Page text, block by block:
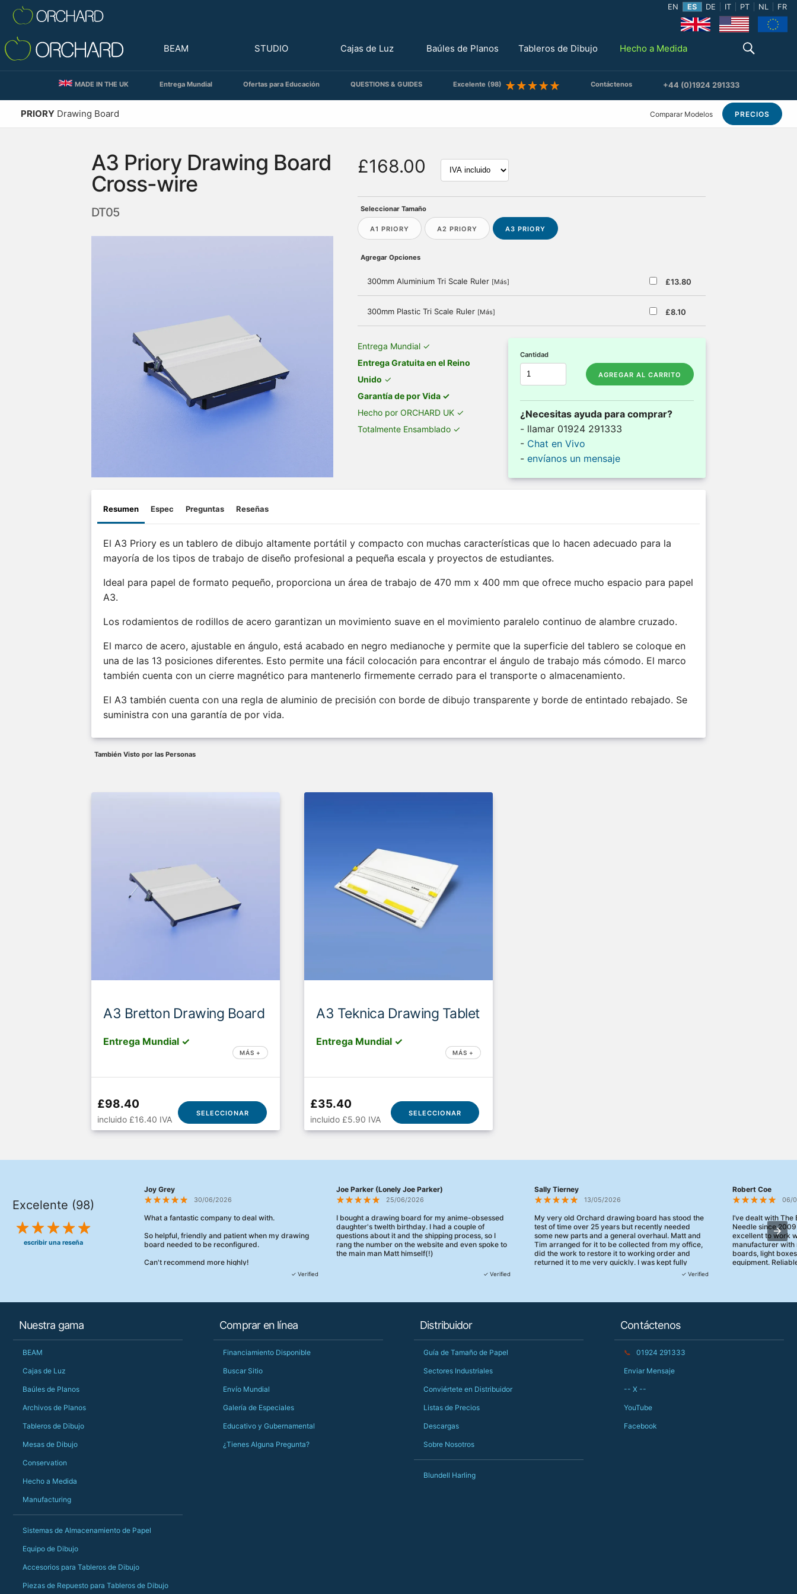
EN ES DE IT PT NL FR
BEAM STUDIO Cajas de Luz Baúles de Planos Tableros de Dibujo Hecho a Medida
MADE IN THE UK Entrega Mundial Ofertas para Educación QUESTIONS & GUIDES Excelente (98) Contáctenos +44 (0)1924 291333
PRIORY Drawing Board Comparar Modelos PRECIOS
A3 Priory Drawing Board
Cross-wire
DT05
£168.00
Seleccionar Tamaño
A1 PRIORY A2 PRIORY A3 PRIORY
Agregar Opciones
£13.80
300mm Aluminium Tri Scale Ruler [Más]
£8.10
300mm Plastic Tri Scale Ruler [Más]
Entrega Mundial ✓
Entrega Gratuita en el Reino
Unido ✓
Garantía de por Vida ✓
Hecho por ORCHARD UK ✓
Totalmente Ensamblado ✓
Cantidad
AGREGAR AL CARRITO
¿Necesitas ayuda para comprar?
- llamar 01924 291333
- Chat en Vivo
-envíanos un mensaje
Resumen Espec Preguntas Reseñas
El A3 Priory es un tablero de dibujo altamente portátil y compacto con muchas características que lo hacen adecuado para la
mayoría de los tipos de trabajo de diseño profesional a pequeña escala y proyectos de estudiantes.
Ideal para papel de formato pequeño, proporciona un área de trabajo de 470 mm x 400 mm que ofrece mucho espacio para papel
A3.
Los rodamientos de rodillos de acero garantizan un movimiento suave en el movimiento paralelo continuo de alambre cruzado.
El marco de acero, ajustable en ángulo, está acabado en negro medianoche y permite que la superficie del tablero se coloque en
una de las 13 posiciones diferentes. Esto permite una fácil colocación para encontrar el ángulo de trabajo más cómodo. El marco
también cuenta con un cierre magnético para mantenerlo firmemente cerrado para el transporte o almacenamiento.
El A3 también cuenta con una regla de aluminio de precisión con borde de dibujo transparente y borde de entintado rebajado. Se
suministra con una garantía de por vida.
También Visto por las Personas
A3 Bretton Drawing Board
Entrega Mundial ✓
MÁS +
£98.40
incluido £16.40 IVA
SELECCIONAR
A3 Teknica Drawing Tablet
Entrega Mundial ✓
MÁS +
£35.40
incluido £5.90 IVA
SELECCIONAR
Excelente (98)
escribir una reseña
Joy Grey
30/06/2026
What a fantastic company to deal with.
So helpful, friendly and patient when my drawing
board needed to be reconfigured.
Can't recommend more highly!
✓ Verified
Joe Parker (Lonely Joe Parker)
25/06/2026
I bought a drawing board for my anime-obsessed
daughter's twelth birthday. I had a couple of
questions about it and the shipping process, so I
rang the number on the website and even spoke to
the main man Matt himself(!)
They were really, really helpful, maybe the best
changing later Matt called me back and literally
Just totally fantastic service and quality from a UK-
should be very proud of this lot. Proper grafters.
✓ Verified
Sally Tierney
13/05/2026
My very old Orchard drawing board has stood the
test of time over 25 years but recently needed
some new parts and a general overhaul. Matt and
Tim arranged for it to be collected from my office,
did the work to restore it to working order and
returned it to me very quickly. I was kept fully
informed and they turned up when they said they
✓ Verified
Robert Coe
06/
I’ve dealt with
Needle since
excellent to work
manufacturer with
boards, light
equipment.
Nuestra gama
BEAM
Cajas de Luz
Baúles de Planos
Archivos de Planos
Tableros de Dibujo
Mesas de Dibujo
Conservation
Hecho a Medida
Manufacturing
Sistemas de Almacenamiento de Papel
Equipo de Dibujo
Accesorios para Tableros de Dibujo
Piezas de Repuesto para Tableros de Dibujo
Comprar en línea
Financiamiento Disponible
Buscar Sitio
Envío Mundial
Galería de Especiales
Educativo y Gubernamental
¿Tienes Alguna Pregunta?
Distribuidor
Guía de Tamaño de Papel
Sectores Industriales
Conviértete en Distribuidor
Listas de Precios
Descargas
Sobre Nosotros
Blundell Harling
Contáctenos
📞 01924 291333
Enviar Mensaje
-- X --
YouTube
Facebook